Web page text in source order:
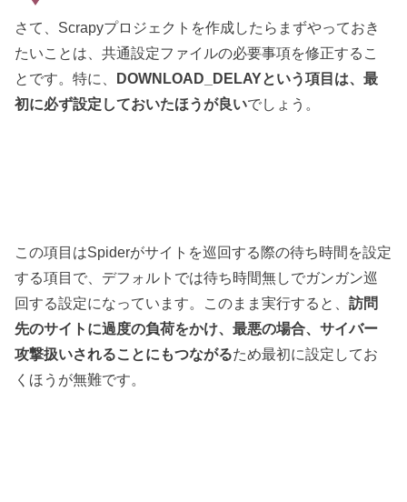
さて、Scrapyプロジェクトを作成したらまずやっておき
たいことは、共通設定ファイルの必要事項を修正するこ
とです。特に、 DOWNLOAD_DELAYという項目は、最
初に必ず設定しておいたほうが良いでしょう。
この項目はSpiderがサイトを巡回する際の待ち時間を設定
する項目で、デフォルトでは待ち時間無しでガンガン巡
回する設定になっています。このまま実行すると、訪問
先のサイトに過度の負荷をかけ、最悪の場合、サイバー
攻撃扱いされることにもつながるため最初に設定してお
くほうが無難です。